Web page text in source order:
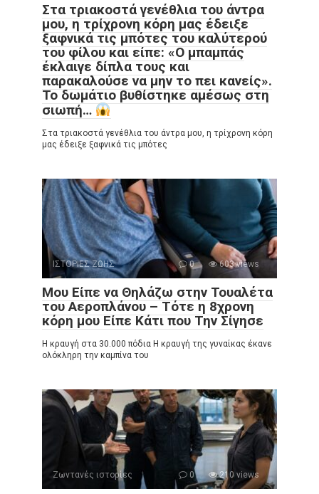
Στα τριακοστά γενέθλια του άντρα
μου, η τρίχρονη κόρη μας έδειξε
ξαφνικά τις μπότες του καλύτερού
του φίλου και είπε: «Ο μπαμπάς
έκλαιγε δίπλα τους και
παρακαλούσε να μην το πει κανείς».
Το δωμάτιο βυθίστηκε αμέσως στη
σιωπή…
Στα τριακοστά γενέθλια του άντρα μου, η τρίχρονη κόρη
μας έδειξε ξαφνικά τις μπότες
ΙΣΤΟΡΙΕΣ ΖΩΗΣ 0 603 views
Μου Είπε να Θηλάζω στην Τουαλέτα
του Αεροπλάνου – Τότε η 8χρονη
κόρη μου Είπε Κάτι που Την Σίγησε
Η κραυγή στα 30.000 πόδια Η κραυγή της γυναίκας έκανε
ολόκληρη την καμπίνα του
Ζωντανές ιστορίες 0 210 views